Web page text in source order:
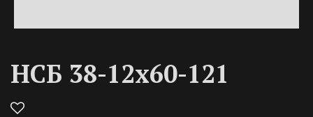
НСБ 38-12х60-121